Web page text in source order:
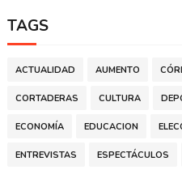
TAGS
ACTUALIDAD AUMENTO
CORTADERAS CULTURA
ECONOMÍA EDUCACION
ENTREVISTAS ESPECTÁCULOS